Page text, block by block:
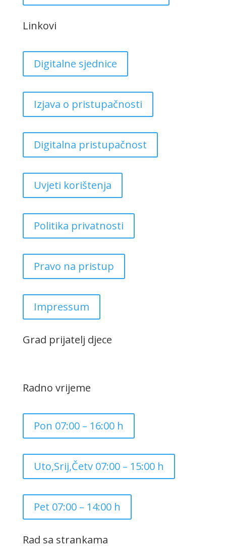
Linkovi
Digitalne sjednice
Izjava o pristupačnosti
Digitalna pristupačnost
Uvjeti korištenja
Politika privatnosti
Pravo na pristup
Impressum
Grad prijatelj djece
Radno vrijeme
Pon 07:00 – 16:00 h
Uto,Srij,Četv 07:00 – 15:00 h
Pet 07:00 – 14:00 h
Rad sa strankama